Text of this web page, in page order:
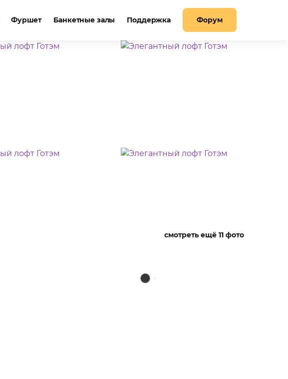
Фуршет Банкетные залы Поддержка Форум
смотреть ещё 11 фото